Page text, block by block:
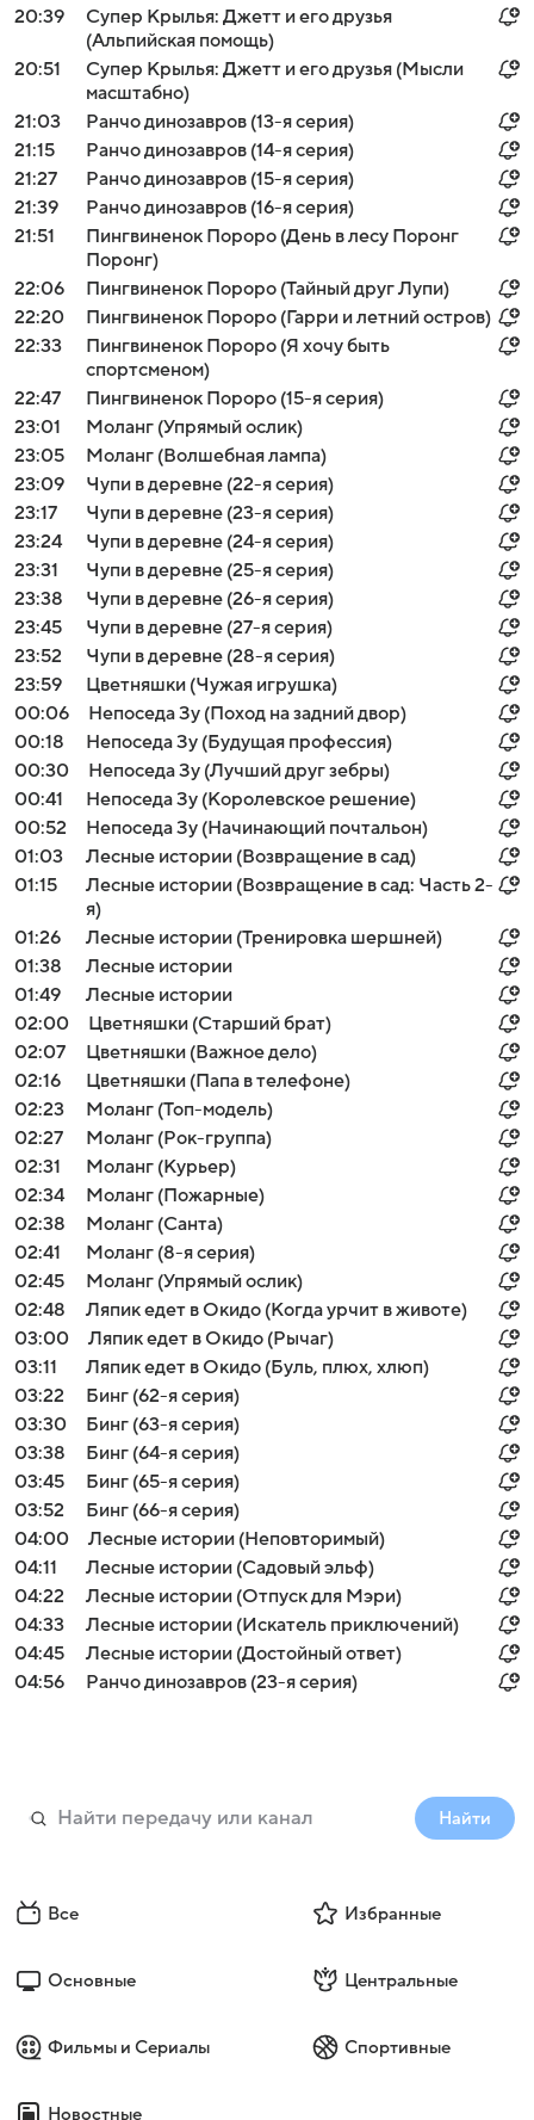
20:39
Супер Крылья: Джетт и его друзья
(Альпийская помощь)
20:51
Супер Крылья: Джетт и его друзья (Мысли
масштабно)
21:03
Ранчо динозавров (13-я серия)
21:15
Ранчо динозавров (14-я серия)
21:27
Ранчо динозавров (15-я серия)
21:39
Ранчо динозавров (16-я серия)
21:51
Пингвиненок Пороро (День в лесу Поронг
Поронг)
22:06
Пингвиненок Пороро (Тайный друг Лупи)
22:20
Пингвиненок Пороро (Гарри и летний остров)
22:33
Пингвиненок Пороро (Я хочу быть
спортсменом)
22:47
Пингвиненок Пороро (15-я серия)
23:01
Моланг (Упрямый ослик)
23:05
Моланг (Волшебная лампа)
23:09
Чупи в деревне (22-я серия)
23:17
Чупи в деревне (23-я серия)
23:24
Чупи в деревне (24-я серия)
23:31
Чупи в деревне (25-я серия)
23:38
Чупи в деревне (26-я серия)
23:45
Чупи в деревне (27-я серия)
23:52
Чупи в деревне (28-я серия)
23:59
Цветняшки (Чужая игрушка)
00:06
Непоседа Зу (Поход на задний двор)
00:18
Непоседа Зу (Будущая профессия)
00:30
Непоседа Зу (Лучший друг зебры)
00:41
Непоседа Зу (Королевское решение)
00:52
Непоседа Зу (Начинающий почтальон)
01:03
Лесные истории (Возвращение в сад)
01:15
Лесные истории (Возвращение в сад: Часть 2-
я)
01:26
Лесные истории (Тренировка шершней)
01:38
Лесные истории
01:49
Лесные истории
02:00
Цветняшки (Старший брат)
02:07
Цветняшки (Важное дело)
02:16
Цветняшки (Папа в телефоне)
02:23
Моланг (Топ-модель)
02:27
Моланг (Рок-группа)
02:31
Моланг (Курьер)
02:34
Моланг (Пожарные)
02:38
Моланг (Санта)
02:41
Моланг (8-я серия)
02:45
Моланг (Упрямый ослик)
02:48
Ляпик едет в Окидо (Когда урчит в животе)
03:00
Ляпик едет в Окидо (Рычаг)
03:11
Ляпик едет в Окидо (Буль, плюх, хлюп)
03:22
Бинг (62-я серия)
03:30
Бинг (63-я серия)
03:38
Бинг (64-я серия)
03:45
Бинг (65-я серия)
03:52
Бинг (66-я серия)
04:00
Лесные истории (Неповторимый)
04:11
Лесные истории (Садовый эльф)
04:22
Лесные истории (Отпуск для Мэри)
04:33
Лесные истории (Искатель приключений)
04:45
Лесные истории (Достойный ответ)
04:56
Ранчо динозавров (23-я серия)
Найти
Все Избранные
Основные Центральные
Фильмы и Сериалы Спортивные
Новостные